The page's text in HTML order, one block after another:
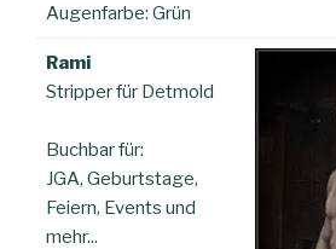
Augenfarbe: Grün
Rami
Stripper für Detmold
Buchbar für:
JGA, Geburtstage,
Feiern, Events und
mehr...